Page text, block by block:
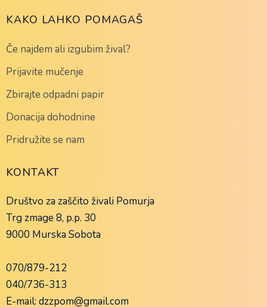
KAKO LAHKO POMAGAŠ
Če najdem ali izgubim žival?
Prijavite mučenje
Zbirajte odpadni papir
Donacija dohodnine
Pridružite se nam
KONTAKT
Društvo za zaščito živali Pomurja
Trg zmage 8, p.p. 30
9000 Murska Sobota
070/879-212
040/736-313
E-mail: dzzpom@gmail.com